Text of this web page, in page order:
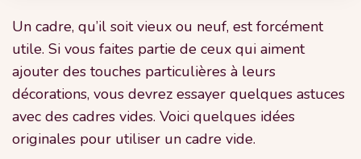
Un cadre, qu’il soit vieux ou neuf, est forcément
utile. Si vous faites partie de ceux qui aiment
ajouter des touches particulières à leurs
décorations, vous devrez essayer quelques astuces
avec des cadres vides. Voici quelques idées
originales pour utiliser un cadre vide.